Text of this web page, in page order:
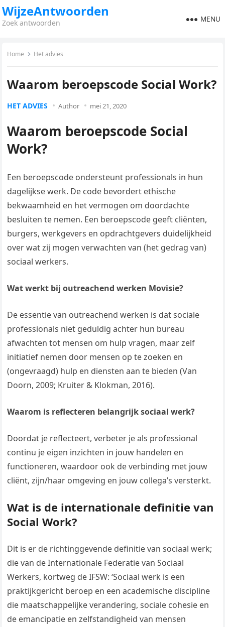
WijzeAntwoorden
Zoek antwoorden MENU
Home Het advies
Waarom beroepscode Social Work?
HET ADVIES Author mei 21, 2020
Waarom beroepscode Social
Work?
Een beroepscode ondersteunt professionals in hun
dagelijkse werk. De code bevordert ethische
bekwaamheid en het vermogen om doordachte
besluiten te nemen. Een beroepscode geeft cliënten,
burgers, werkgevers en opdrachtgevers duidelijkheid
over wat zij mogen verwachten van (het gedrag van)
sociaal werkers.
Wat werkt bij outreachend werken Movisie?
De essentie van outreachend werken is dat sociale
professionals niet geduldig achter hun bureau
afwachten tot mensen om hulp vragen, maar zelf
initiatief nemen door mensen op te zoeken en
(ongevraagd) hulp en diensten aan te bieden (Van
Doorn, 2009; Kruiter & Klokman, 2016).
Waarom is reflecteren belangrijk sociaal werk?
Doordat je reflecteert, verbeter je als professional
continu je eigen inzichten in jouw handelen en
functioneren, waardoor ook de verbinding met jouw
cliënt, zijn/haar omgeving en jouw collega’s versterkt.
Wat is de internationale definitie van
Social Work?
Dit is er de richtinggevende definitie van sociaal werk;
die van de Internationale Federatie van Sociaal
Werkers, kortweg de IFSW: ‘Sociaal werk is een
praktijkgericht beroep en een academische discipline
die maatschappelijke verandering, sociale cohesie en
de emancipatie en zelfstandigheid van mensen